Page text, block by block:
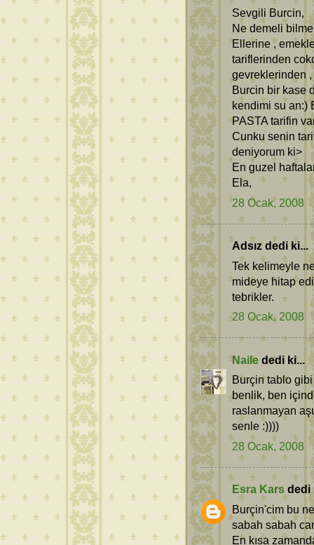
Sevgili Burcin,
Ne demeli
Ellerine ,
tariflerinden
gevreklerinden
Burcin bir kase
kendimi su an:)
PASTA tarifin
Cunku senin
deniyorum ki>
En guzel
Ela,
28 Ocak, 2008
Adsız dedi ki...
Tek kelimeyle
mideye hitap
tebrikler.
28 Ocak, 2008
Naile dedi ki...
Burçin tablo
benlik, ben
raslanmayan
senle :))))
28 Ocak, 2008
Esra Kars dedi
Burçin'cim bu
sabah sabah
En kısa